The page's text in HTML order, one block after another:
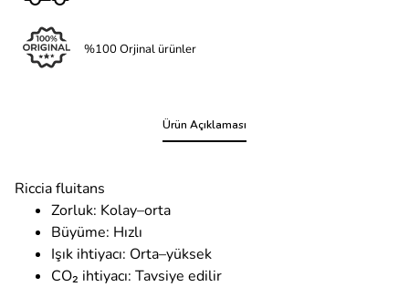
%100 Orjinal ürünler
Ürün Açıklaması
Riccia fluitans
Zorluk: Kolay–orta
Büyüme: Hızlı
Işık ihtiyacı: Orta–yüksek
CO₂ ihtiyacı: Tavsiye edilir